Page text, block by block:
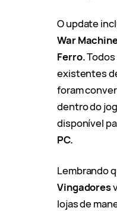
O update
War
Ferro.
existentes
foram
dentro do
disponível
PC.
Lembrando
Vingadores
lojas de